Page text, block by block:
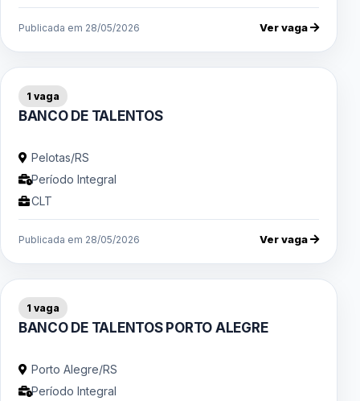
Publicada em 28/05/2026 Ver vaga
1 vaga
BANCO DE TALENTOS
Pelotas/RS
Período Integral
CLT
Publicada em 28/05/2026 Ver vaga
1 vaga
BANCO DE TALENTOS PORTO ALEGRE
Porto Alegre/RS
Período Integral